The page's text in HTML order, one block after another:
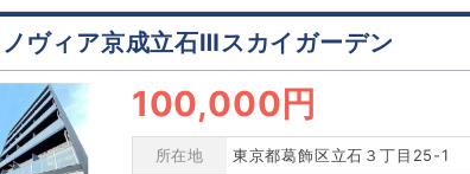
ヴィア京成立石Ⅲスカイガーデン
100,000円
所在地
東京都葛飾区立石３丁目25-1